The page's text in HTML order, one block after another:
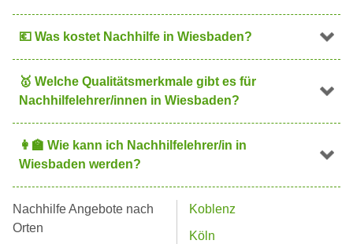
💶 Was kostet Nachhilfe in Wiesbaden?
🥇 Welche Qualitätsmerkmale gibt es für
Nachhilfelehrer/innen in Wiesbaden?
👩 Wie kann ich Nachhilfelehrer/in in
Wiesbaden werden?
Nachhilfe Angebote nach
Orten
Koblenz
Köln